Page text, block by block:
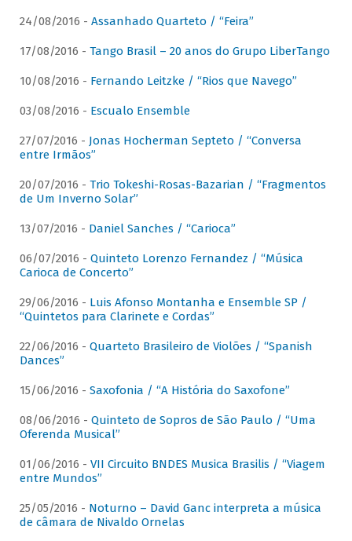
24/08/2016 - Assanhado Quarteto / “Feira”
17/08/2016 - Tango Brasil – 20 anos do Grupo LiberTango
10/08/2016 - Fernando Leitzke / “Rios que Navego”
03/08/2016 - Escualo Ensemble
27/07/2016 - Jonas Hocherman Septeto / “Conversa
entre Irmãos”
20/07/2016 - Trio Tokeshi-Rosas-Bazarian / “Fragmentos
de Um Inverno Solar”
13/07/2016 - Daniel Sanches / “Carioca”
06/07/2016 - Quinteto Lorenzo Fernandez / “Música
Carioca de Concerto”
29/06/2016 - Luis Afonso Montanha e Ensemble SP /
“Quintetos para Clarinete e Cordas”
22/06/2016 - Quarteto Brasileiro de Violões / “Spanish
Dances”
15/06/2016 - Saxofonia / “A História do Saxofone”
08/06/2016 - Quinteto de Sopros de São Paulo / “Uma
Oferenda Musical”
01/06/2016 - VII Circuito BNDES Musica Brasilis / “Viagem
entre Mundos”
25/05/2016 - Noturno – David Ganc interpreta a música
de câmara de Nivaldo Ornelas